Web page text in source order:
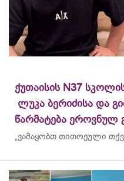
ქუთაისის N37
ლუკა ბერიძისა და
წარმატება ეროვნულ
„ვამაყობთ თითოეული